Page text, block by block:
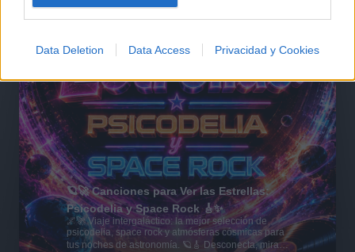
Data Deletion Data Access Privacidad y Cookies
🪐🚀 Canciones para Ver las Estrellas:
Psicodelia y Space Rock 🎸✨
🌌🚀 Viaje intergaláctico: la mejor selección de
psicodelia, space rock y atmósferas cósmicas para
tus noches de astronomía. 🪐🎸 Desconecta, mira